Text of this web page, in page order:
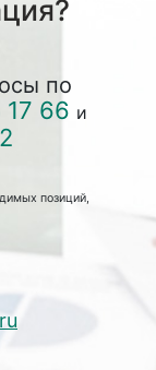
по
66 и
позиций,